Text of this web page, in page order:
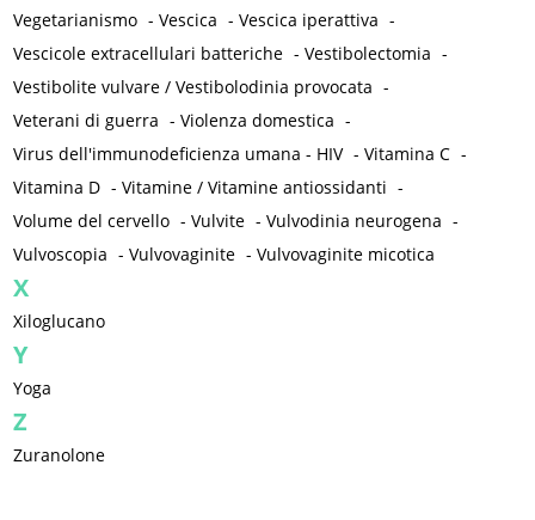
Vegetarianismo -Vescica -Vescica iperattiva -
Vescicole extracellulari batteriche -Vestibolectomia -
Vestibolite vulvare / Vestibolodinia provocata -
Veterani di guerra -Violenza domestica -
Virus dell'immunodeficienza umana - HIV -Vitamina C -
Vitamina D -Vitamine / Vitamine antiossidanti -
Volume del cervello -Vulvite -Vulvodinia neurogena -
Vulvoscopia -Vulvovaginite -Vulvovaginite micotica
X
Xiloglucano
Y
Yoga
Z
Zuranolone